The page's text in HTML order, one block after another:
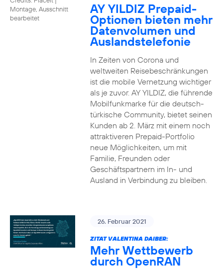
Montage, Ausschnitt
bearbeitet
AY YILDIZ Prepaid-
Optionen bieten mehr
Datenvolumen und
Auslandstelefonie
In Zeiten von Corona und
weltweiten Reisebeschränkungen
ist die mobile Vernetzung wichtiger
als je zuvor. AY YILDIZ, die führende
Mobilfunkmarke für die deutsch-
türkische Community, bietet seinen
Kunden ab 2. März mit einem noch
attraktiveren Prepaid-Portfolio
neue Möglichkeiten, um mit
Familie, Freunden oder
Geschäftspartnern im In- und
Ausland in Verbindung zu bleiben.
26. Februar 2021
ZITAT VALENTINA DAIBER:
Mehr Wettbewerb
durch OpenRAN